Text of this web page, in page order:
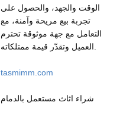
الوقت والجهد، والحصول على
تجربة بيع مريحة وآمنة، مع
التعامل مع جهة موثوقة تحترم
tasmimm.com
شراء اثاث مستعمل بالدمام